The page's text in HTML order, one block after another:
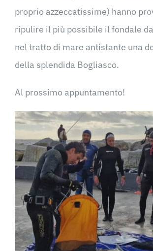
proprio azzeccatissime) hanno
ripulire il più possibile il fondale
nel tratto di mare antistante una
della splendida Bogliasco.
Al prossimo appuntamento!